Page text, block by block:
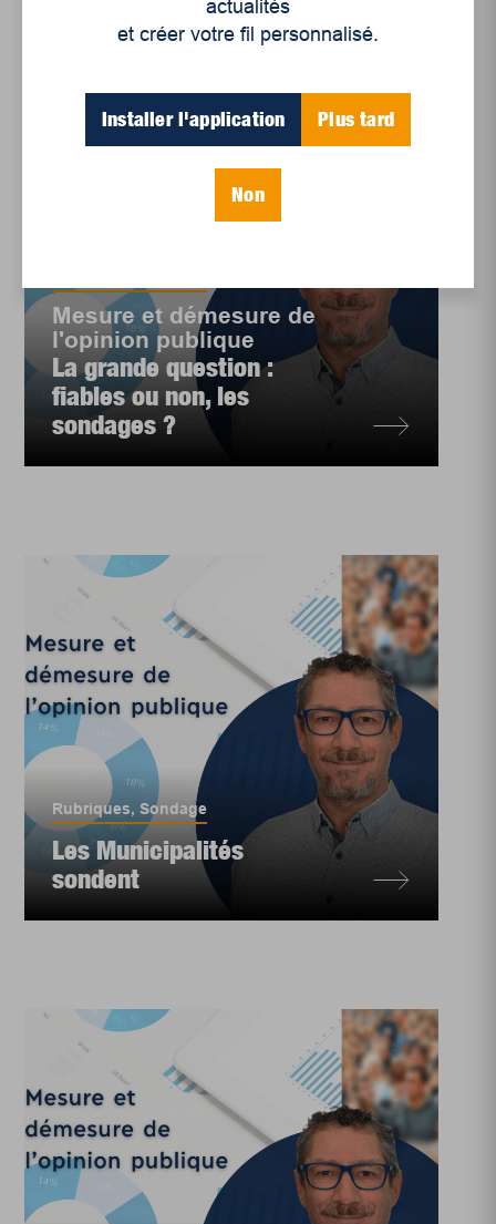
Mesure et démesure de
l'opinion publique
La grande question :
fiables ou non, les
sondages ?
Rubriques,Sondage
Les Municipalités
sondent
actualités
et créer votre fil personnalisé.
Installer l'application Plus tard
Non